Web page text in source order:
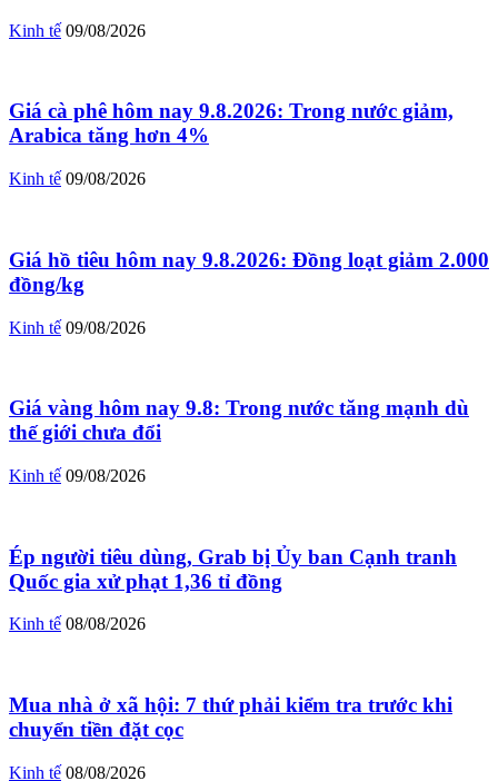
Kinh tế 09/08/2026
Giá cà phê hôm nay 9.8.2026: Trong nước giảm,
Arabica tăng hơn 4%
Kinh tế 09/08/2026
Giá hồ tiêu hôm nay 9.8.2026: Đồng loạt giảm 2.000
đồng/kg
Kinh tế 09/08/2026
Giá vàng hôm nay 9.8: Trong nước tăng mạnh dù
thế giới chưa đổi
Kinh tế 09/08/2026
Ép người tiêu dùng, Grab bị Ủy ban Cạnh tranh
Quốc gia xử phạt 1,36 tỉ đồng
Kinh tế 08/08/2026
Mua nhà ở xã hội: 7 thứ phải kiểm tra trước khi
chuyển tiền đặt cọc
Kinh tế 08/08/2026